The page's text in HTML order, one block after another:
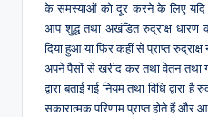
के समस्याओं को दूर करने के लिए यदि
आप शुद्ध तथा अखंडित रुद्राक्ष
दिया हुआ या फिर कहीं से प्राप्त
अपने पैसों से खरीद कर तथा वेतन तथा
द्वारा बताई गई नियम तथा विधि
सकारात्मक परिणाम प्राप्त होते हैं और